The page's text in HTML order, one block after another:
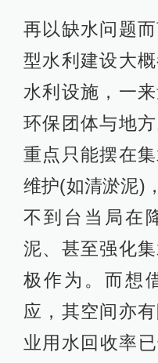
再以缺水问题
型水利建设大
水利设施，一
环保团体与地
重点只能摆在
维护(如清淤泥)
不到台当局在
泥、甚至强化
极作为。而想
应，其空间亦
业用水回收率